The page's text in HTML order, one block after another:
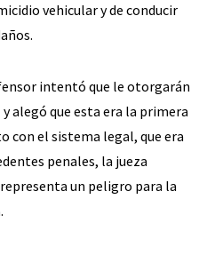
vehicular y de conducir
intentó que le otorgarán
alegó que esta era la primera
con el sistema legal, que era
penales, la jueza
un peligro para la